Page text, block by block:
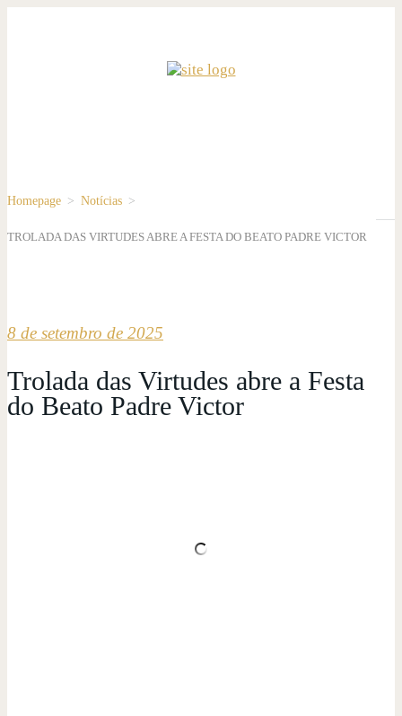
Homepage > Notícias >
TROLADA DAS VIRTUDES ABRE A FESTA DO BEATO PADRE VICTOR
8 de setembro de 2025
Trolada das Virtudes abre a Festa
do Beato Padre Victor